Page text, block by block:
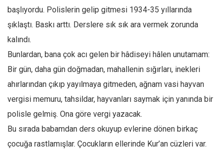
başlıyordu. Polislerin gelip gitmesi 1934-35 yıllarında
şıklaştı. Baskı arttı. Derslere sık sık ara vermek zorunda
kalındı.
Bunlardan, bana çok acı gelen bir hâdiseyi hâlen unutamam:
Bir gün, daha gün doğmadan, mahallenin sığırları, inekleri
ahırlarından çıkıp yayılmaya gitmeden, ağnam vasi hayvan
vergisi memuru, tahsildar, hayvanları saymak için yanında bir
polisle gelmiş. Ona göre vergi yazacak.
Bu sırada babamdan ders okuyup evlerine dönen birkaç
çocuğa rastlamışlar. Çocukların ellerinde Kur’an cüzleri var.